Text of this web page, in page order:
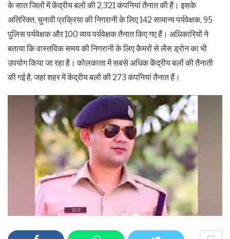
के सात जिलों में केंद्रीय बलों की 2,321 कंपनियां तैनात की हैं। इसके
अतिरिक्त, चुनावी प्रक्रिया की निगरानी के लिए 142 सामान्य पर्यवेक्षक, 95
पुलिस पर्यवेक्षक और 100 व्यय पर्यवेक्षक तैनात किए गए हैं। अधिकारियों ने
बताया कि वास्तविक समय की निगरानी के लिए कैमरों से लैस ड्रोन का भी
उपयोग किया जा रहा है। कोलकाता में सबसे अधिक केंद्रीय बलों की तैनाती
की गई है, जहां शहर में केंद्रीय बलों की 273 कंपनियां तैनात हैं।